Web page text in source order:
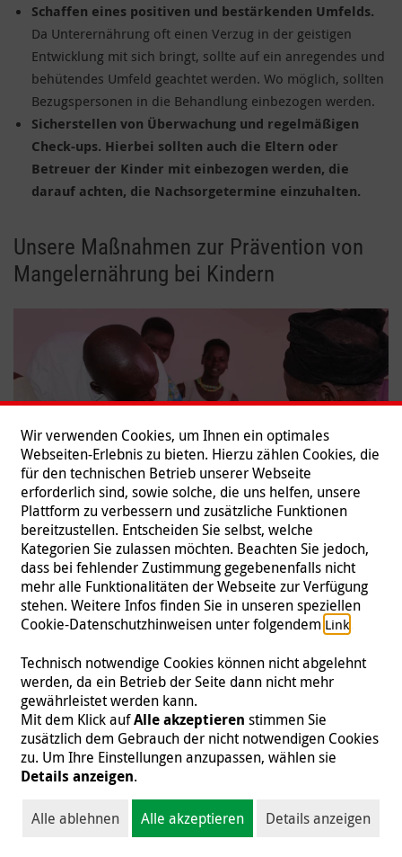
Schaffen eines positiven und bestärkenden Umfelds.
Da Unterernährung oft einen Verzug in der geistigen
Entwicklung mit sich bringt, sollte auf ein anregendes und
behütendes Umfeld geachtet werden. Wo möglich, sollten
Bezugspersonen in die Behandlung einbezogen werden.
Sicherstellen von Überwachung und regelmäßigen
Check-ups. Hierbei sollten auch die Eltern oder
Betreuer der Kinder mit einbezogen werden, die
darauf achten, die Nachsorgetermine einzuhalten.
Unsere Maßnahmen zur Prävention von
Mangelernährung bei Kindern
Die Ansätze, um der Mangel- und Unterernährung bei
Kindern vorzubeugen, sind vielfältig und beginnen bereits
während der Schwangerschaft mit der Ernährung der Mutter.
umfassende Versorgung für werdende Mütter und ihre
Babys während und nach der Schwangerschaftan.
Im Rahmen derSchwangerschaftsvorsorge (engl.
antenatal care) setzen wir uns dafür ein, werdende Mütter
über die richtige Ernährung aufzuklären. Dazu zählt
beispielsweise einerhöhter Kalorienbedarf ab dem
zweiten und dritten Trimester der Schwangerschaft
Schon im zweiten Trimester ist der Bedarf ca. 250 kcal höher
als normal, ab dem dritten Trimester sind es dann noch
Wir verwenden Cookies, um Ihnen ein optimales
Webseiten-Erlebnis zu bieten. Hierzu zählen Cookies, die
für den technischen Betrieb unserer Webseite
erforderlich sind, sowie solche, die uns helfen, unsere
Plattform zu verbessern und zusätzliche Funktionen
bereitzustellen. Entscheiden Sie selbst, welche
Kategorien Sie zulassen möchten. Beachten Sie jedoch,
dass bei fehlender Zustimmung gegebenenfalls nicht
mehr alle Funktionalitäten der Webseite zur Verfügung
stehen. Weitere Infos finden Sie in unseren speziellen
Cookie-Datenschutzhinweisen unter folgendem Link.
Technisch notwendige Cookies können nicht abgelehnt
werden, da ein Betrieb der Seite dann nicht mehr
gewährleistet werden kann.
Mit dem Klick aufAlle akzeptieren stimmen Sie
zusätzlich dem Gebrauch der nicht notwendigen Cookies
zu. Um Ihre Einstellungen anzupassen, wählen sie
Details anzeigen.
Alle ablehnen Alle akzeptieren Details anzeigen